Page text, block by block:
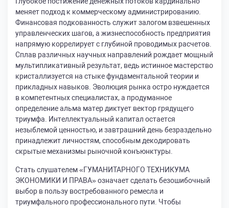
меняет подход к коммерческому администрированию.
Финансовая подкованность служит залогом взвешенных
управленческих шагов, а жизнеспособность предприятия
напрямую коррелирует с глубиной проводимых расчетов.
Сплав различных научных направлений рождает мощный
мультипликативный результат, ведь истинное мастерство
кристаллизуется на стыке фундаментальной теории и
прикладных навыков. Эволюция рынка остро нуждается
в компетентных специалистах, а продуманное
определение альма матер диктует вектор грядущего
триумфа. Интеллектуальный капитал остается
незыблемой ценностью, и завтрашний день безраздельно
принадлежит личностям, способным декодировать
скрытые механизмы рыночной конъюнктуры.
Стать слушателем «ГУМАНИТАРНОГО ТЕХНИКУМА
ЭКОНОМИКИ И ПРАВА» означает сделать безошибочный
выбор в пользу востребованного ремесла и
триумфального профессионального пути. Чтобы